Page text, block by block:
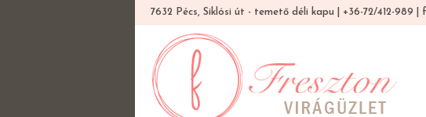
7632 Pécs, Siklósi út - temető déli kapu | +36-72/412-989